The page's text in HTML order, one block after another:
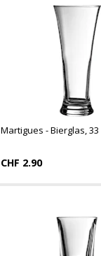
Martigues - Bierglas, 33
CHF 2.90